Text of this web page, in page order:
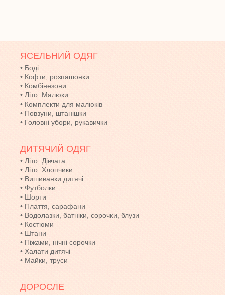
ЯСЕЛЬНИЙ ОДЯГ
• Боді
• Кофти, розпашонки
• Комбінезони
• Літо. Малюки
• Комплекти для малюків
• Повзуни, штанішки
• Головні убори, рукавички
ДИТЯЧИЙ ОДЯГ
• Літо. Дівчата
• Літо. Хлопчики
• Вишиванки дитячі
• Футболки
• Шорти
• Плаття, сарафани
• Водолазки, батніки, сорочки, блузи
• Костюми
• Штани
• Піжами, нічні сорочки
• Халати дитячі
• Майки, труси
ДОРОСЛЕ